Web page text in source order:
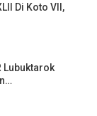
Di Koto VII,
Lubuktarok